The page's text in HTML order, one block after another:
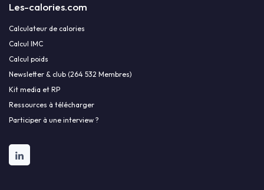
Les-calories.com
Calculateur de calories
Calcul IMC
Calcul poids
Newsletter & club (264 532 Membres)
Kit media et RP
Ressources à télécharger
Participer à une interview ?